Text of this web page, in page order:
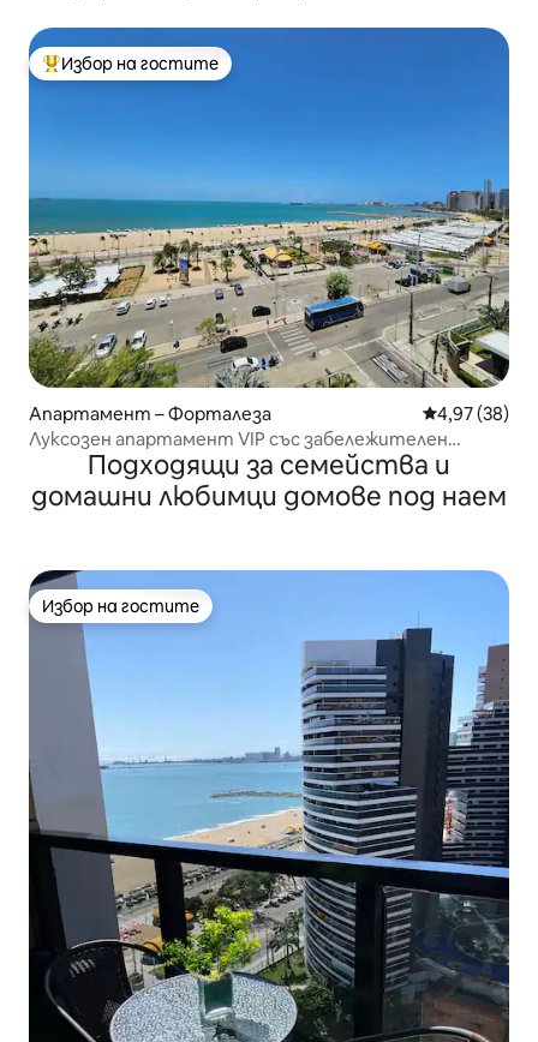
Най-популярен избор на гостите
Избор на гостите
Апартамент – Форталеза Средна
4,97 (38)
Луксозен апартамент VIP със забележителен
изглед към морето – Landscape Gold
Подходящи за семейства и
домашни любимци домове под наем
Избор на гостите
Избор на гостите